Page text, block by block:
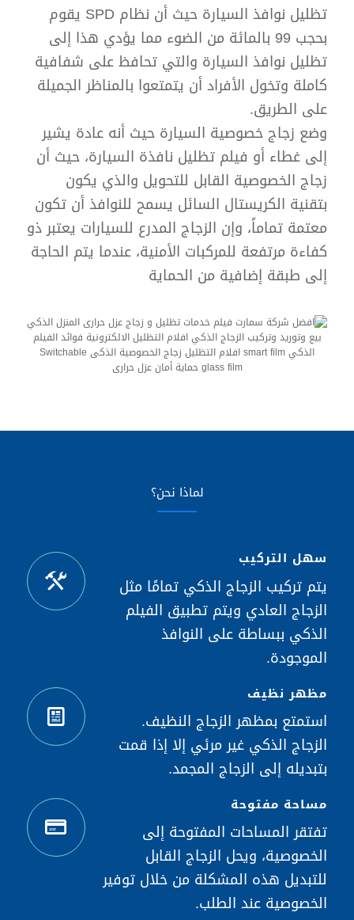
تظليل نوافذ السيارة حيث أن نظام SPD يقوم
بحجب 99 بالمائة من الضوء مما يؤدي هذا إلى
تظليل نوافذ السيارة والتي تحافظ على شفافية
كاملة وتخول الأفراد أن يتمتعوا بالمناظر الجميلة
على الطريق.
وضع زجاج خصوصية السيارة حيث أنه عادة يشير
إلى غطاء أو فيلم تظليل نافذة السيارة، حيث أن
زجاج الخصوصية القابل للتحويل والذي يكون
بتقنية الكريستال السائل يسمح للنوافذ أن تكون
معتمة تماماً، وإن الزجاج المدرع للسيارات يعتبر ذو
كفاءة مرتفعة للمركبات الأمنية، عندما يتم الحاجة
إلى طبقة إضافية من الحماية
لماذا نحن؟
سهل التركيب
يتم تركيب الزجاج الذكي تمامًا مثل
الزجاج العادي ويتم تطبيق الفيلم
الذكي ببساطة على النوافذ
الموجودة.
مظهر نظيف
استمتع بمظهر الزجاج النظيف.
الزجاج الذكي غير مرئي إلا إذا قمت
بتبديله إلى الزجاج المجمد.
مساحة مفتوحة
تفتقر المساحات المفتوحة إلى
الخصوصية، ويحل الزجاج القابل
للتبديل هذه المشكلة من خلال توفير
الخصوصية عند الطلب.